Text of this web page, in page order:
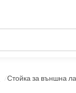
Стойка за външна